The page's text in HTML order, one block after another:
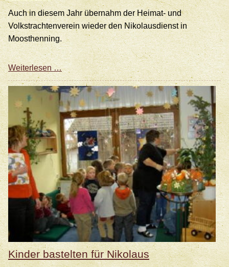
Auch in diesem Jahr übernahm der Heimat- und
Volkstrachtenverein wieder den Nikolausdienst in
Moosthenning.
Weiterlesen …Nikolaus
Kinder bastelten für Nikolaus